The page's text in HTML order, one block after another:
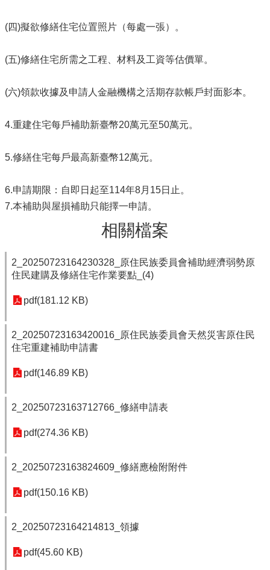
(四)擬欲修繕住宅位置照片（每處一張）。
(五)修繕住宅所需之工程、材料及工資等估價單。
(六)領款收據及申請人金融機構之活期存款帳戶封面影本。
4.重建住宅每戶補助新臺幣20萬元至50萬元。
5.修繕住宅每戶最高新臺幣12萬元。
6.申請期限：自即日起至114年8月15日止。
7.本補助與屋損補助只能擇一申請。
相關檔案
2_20250723164230328_原住民族委員會補助經濟弱勢原
住民建購及修繕住宅作業要點_(4)
pdf(181.12 KB)
2_20250723163420016_原住民族委員會天然災害原住民
住宅重建補助申請書
pdf(146.89 KB)
2_20250723163712766_修繕申請表
pdf(274.36 KB)
2_20250723163824609_修繕應檢附附件
pdf(150.16 KB)
2_20250723164214813_領據
pdf(45.60 KB)